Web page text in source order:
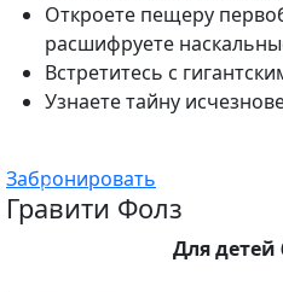
Откроете пещеру
расшифруете
Встретитесь с
Узнаете тайну
Забронировать
Гравити Фолз
Для детей